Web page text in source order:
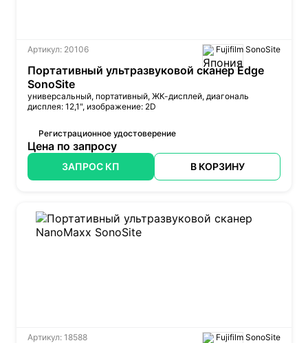
Артикул: 20106 Fujifilm SonoSite
Портативный ультразвуковой сканер Edge
SonoSite
универсальный, портативный, ЖК-дисплей, диагональ
дисплея: 12,1", изображение: 2D
Регистрационное удостоверение
Цена по запросу
ЗАПРОС КП В КОРЗИНУ
Артикул: 18588 Fujifilm SonoSite